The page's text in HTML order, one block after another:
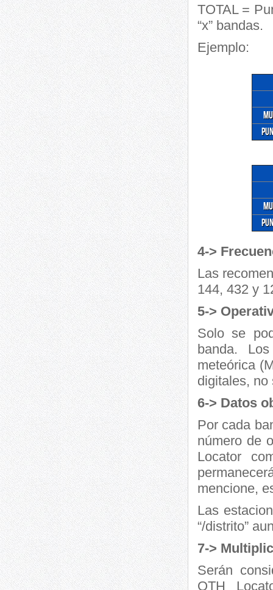
TOTAL =
“x” bandas.
Ejemplo:
4->
Las
144, 432 y
5->
Solo se
banda.
meteórica
digitales, no
6-> Datos
Por cada
número de
Locator
mencione,
Las
“/distrito”
7->
Serán
QTH